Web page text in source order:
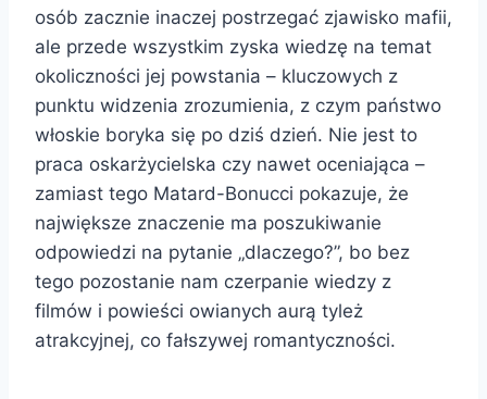
osób zacznie inaczej postrzegać zjawisko mafii,
ale przede wszystkim zyska wiedzę na temat
okoliczności jej powstania – kluczowych z
punktu widzenia zrozumienia, z czym państwo
włoskie boryka się po dziś dzień. Nie jest to
praca oskarżycielska czy nawet oceniająca –
zamiast tego Matard-Bonucci pokazuje, że
największe znaczenie ma poszukiwanie
odpowiedzi na pytanie „dlaczego?”, bo bez
tego pozostanie nam czerpanie wiedzy z
filmów i powieści owianych aurą tyleż
atrakcyjnej, co fałszywej romantyczności.